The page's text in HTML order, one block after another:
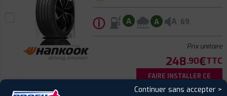
ⓘ A A A 69
Prix unitaire
248.90€TTC
FAIRE INSTALLER CE
Continuer sans accepter >